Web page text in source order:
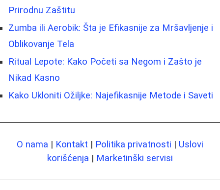
Prirodnu Zaštitu
Zumba ili Aerobik: Šta je Efikasnije za Mršavljenje i
Oblikovanje Tela
Ritual Lepote: Kako Početi sa Negom i Zašto je
Nikad Kasno
Kako Ukloniti Ožiljke: Najefikasnije Metode i Saveti
O nama | Kontakt | Politika privatnosti | Uslovi
korišćenja | Marketinški servisi